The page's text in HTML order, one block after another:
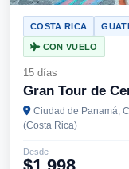
COSTA RICA
CON VUELO
15 días
Gran Tour de
Ciudad de Panamá,
(Costa Rica)
Desde